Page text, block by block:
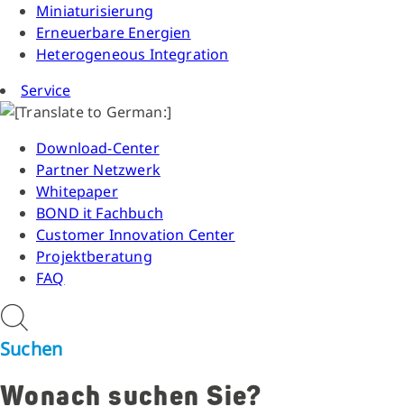
Miniaturisierung
Erneuerbare Energien
Heterogeneous Integration
Service
Download-Center
Partner Netzwerk
Whitepaper
BOND it Fachbuch
Customer Innovation Center
Projektberatung
FAQ
Suchen
Wonach suchen Sie?